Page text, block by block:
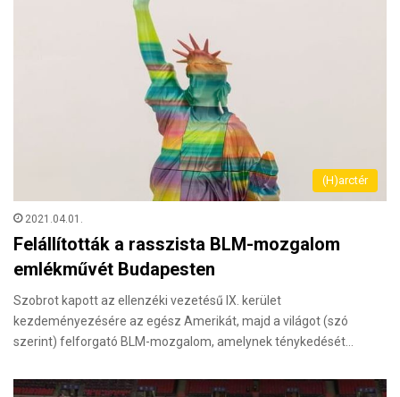
(H)arctér
2021.04.01.
Felállították a rasszista BLM-mozgalom
emlékművét Budapesten
Szobrot kapott az ellenzéki vezetésű IX. kerület
kezdeményezésére az egész Amerikát, majd a világot (szó
szerint) felforgató BLM-mozgalom, amelynek ténykedését…